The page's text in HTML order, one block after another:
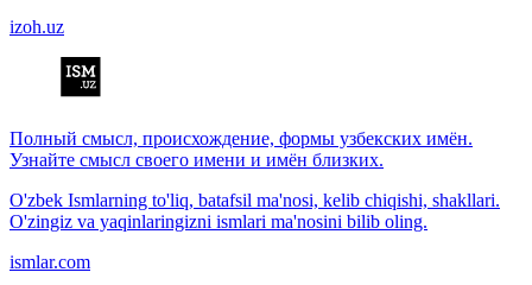
izoh.uz
Полный смысл, происхождение, формы узбекских имён.
Узнайте смысл своего имени и имён близких.
O'zbek Ismlarning to'liq, batafsil ma'nosi, kelib chiqishi, shakllari.
O'zingiz va yaqinlaringizni ismlari ma'nosini bilib oling.
ismlar.com